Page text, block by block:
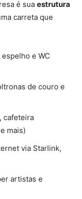
é sua estrutura
carreta que
e WC
de couro e
cafeteira
mais)
via Starlink,
artistas e